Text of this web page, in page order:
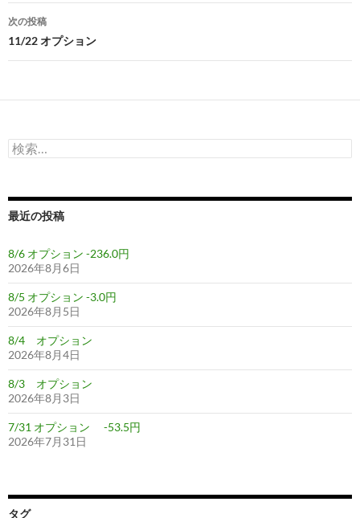
ナ
ビ
ー
ョ
次の投稿
11/22 オプション
検
索:
最近の投稿
8/6 オプション -236.0円
2026年8月6日
8/5 オプション -3.0円
2026年8月5日
8/4 オプション
2026年8月4日
8/3 オプション
2026年8月3日
7/31 オプション -53.5円
2026年7月31日
タグ